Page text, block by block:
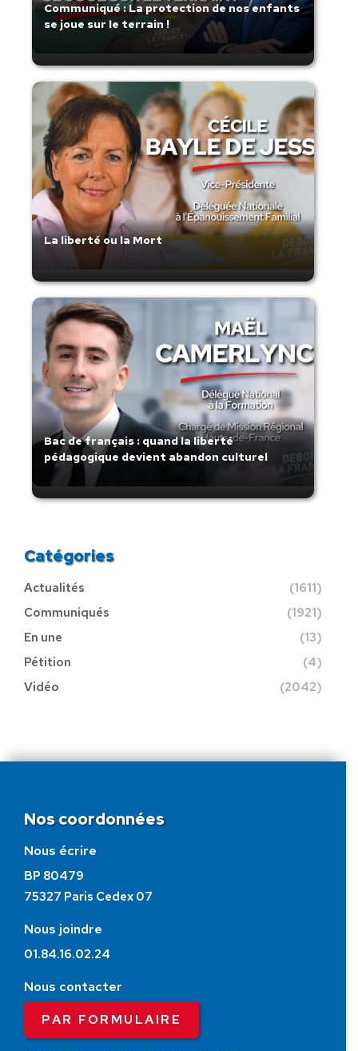
Communiqué : La protection de nos enfants
se joue sur le terrain !
La liberté ou la Mort
Bac de français : quand la liberté
pédagogique devient abandon culturel
Catégories
Actualités
(1611)
Communiqués
(1921)
En une
(13)
Pétition
(4)
Vidéo
(2042)
Nos coordonnées
Nous écrire
BP 80479
75327 Paris Cedex 07
Nous joindre
01.84.16.02.24
Nous contacter
PAR FORMULAIRE